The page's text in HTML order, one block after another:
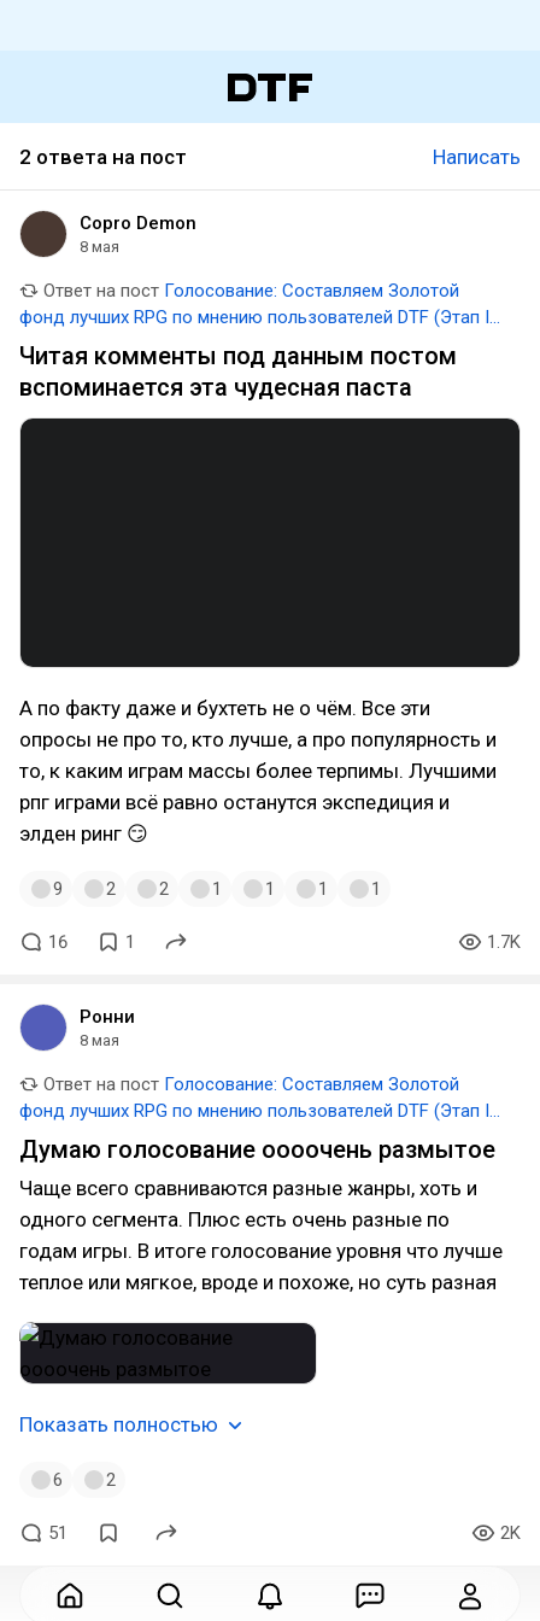
2 ответа на пост Написать
Copro Demon
8 мая
Ответ на пост Голосование: Составляем Золотой
фонд лучших RPG по мнению пользователей DTF (Этап II:
Раунд II)
Читая комменты под данным постом
вспоминается эта чудесная паста
А по факту даже и бухтеть не о чём. Все эти
опросы не про то, кто лучше, а про популярность и
то, к каким играм массы более терпимы. Лучшими
рпг играми всё равно останутся экспедиция и
элден ринг 😏
9 2 2 1 1 1 1
16 1 1.7K
Ронни
8 мая
Ответ на пост Голосование: Составляем Золотой
фонд лучших RPG по мнению пользователей DTF (Этап II:
Раунд II)
Думаю голосование оооочень размытое
Чаще всего сравниваются разные жанры, хоть и
одного сегмента. Плюс есть очень разные по
годам игры. В итоге голосование уровня что лучше
теплое или мягкое, вроде и похоже, но суть разная
Показать полностью
6 2
51 2K